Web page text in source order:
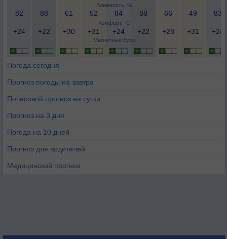
Влажность, %
Комфорт, °C
Магнитные бури
82 88 61 52 84 88 66 49 83
+24 +22 +30 +31 +24 +22 +28 +31 +24
Погода сегодня
Прогноз погоды на завтра
Почасовой прогноз на сутки
Прогноз на 3 дня
Погода на 10 дней
Прогноз для водителей
Медицинский прогноз